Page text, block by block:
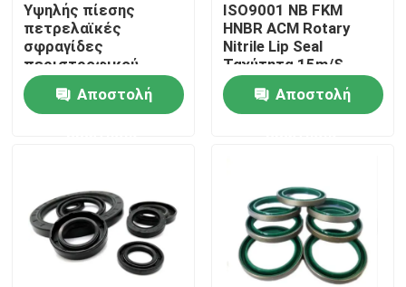
Περιστροφικό παρέμβυσμα ελαίου
Επιπλέον παρέμβυσμα ελαίου
Σφραγίδα ελαίου κινητήρα
Προσαρμοσμένα δαχτυλίδια O
Υψηλής πίεσης
πετρελαϊκές
σφραγίδες
περιστροφικού
άξονα
Αποστολή
ISO9001 NB FKM
HNBR ACM Rotary
Nitrile Lip Seal
Ταχύτητα 15m/S
Αποστολή